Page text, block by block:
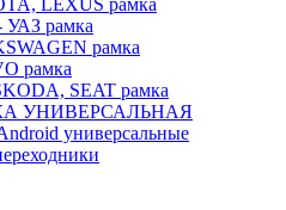
LEXUS рамка
УАЗ рамка
рамка
рамка
SEAT рамка
УНИВЕРСАЛЬНАЯ
универсальные